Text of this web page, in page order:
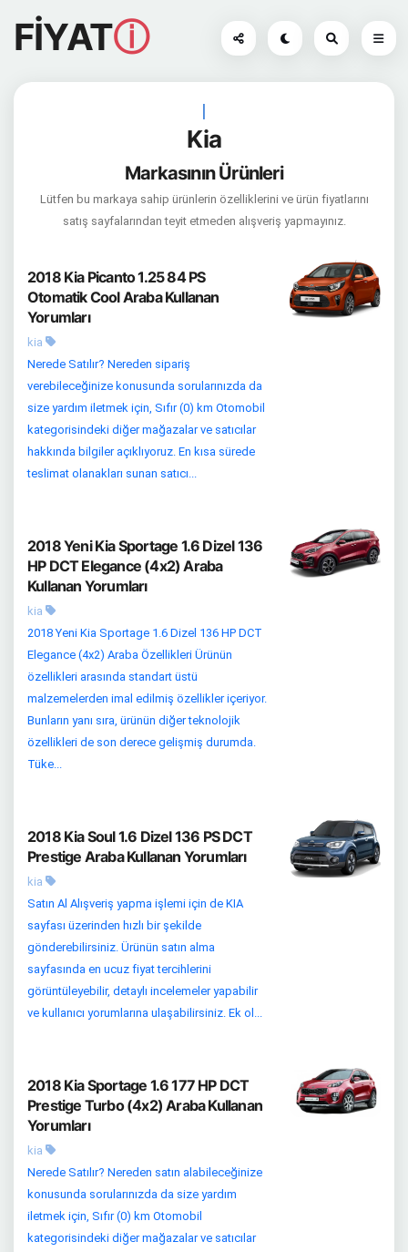
FİYATⓘ
|
Kia
Markasının Ürünleri
Lütfen bu markaya sahip ürünlerin özelliklerini ve ürün fiyatlarını
satış sayfalarından teyit etmeden alışveriş yapmayınız.
2018 Kia Picanto 1.25 84 PS
Otomatik Cool Araba Kullanan
Yorumları
kia
Nerede Satılır? Nereden sipariş
verebileceğinize konusunda sorularınızda da
size yardım iletmek için, Sıfır (0) km Otomobil
kategorisindeki diğer mağazalar ve satıcılar
hakkında bilgiler açıklıyoruz. En kısa sürede
teslimat olanakları sunan satıcı...
2018 Yeni Kia Sportage 1.6 Dizel 136
HP DCT Elegance (4x2) Araba
Kullanan Yorumları
kia
2018 Yeni Kia Sportage 1.6 Dizel 136 HP DCT
Elegance (4x2) Araba Özellikleri Ürünün
özellikleri arasında standart üstü
malzemelerden imal edilmiş özellikler içeriyor.
Bunların yanı sıra, ürünün diğer teknolojik
özellikleri de son derece gelişmiş durumda.
Tüke...
2018 Kia Soul 1.6 Dizel 136 PS DCT
Prestige Araba Kullanan Yorumları
kia
Satın Al Alışveriş yapma işlemi için de KIA
sayfası üzerinden hızlı bir şekilde
gönderebilirsiniz. Ürünün satın alma
sayfasında en ucuz fiyat tercihlerini
görüntüleyebilir, detaylı incelemeler yapabilir
ve kullanıcı yorumlarına ulaşabilirsiniz. Ek ol...
2018 Kia Sportage 1.6 177 HP DCT
Prestige Turbo (4x2) Araba Kullanan
Yorumları
kia
Nerede Satılır? Nereden satın alabileceğinize
konusunda sorularınızda da size yardım
iletmek için, Sıfır (0) km Otomobil
kategorisindeki diğer mağazalar ve satıcılar